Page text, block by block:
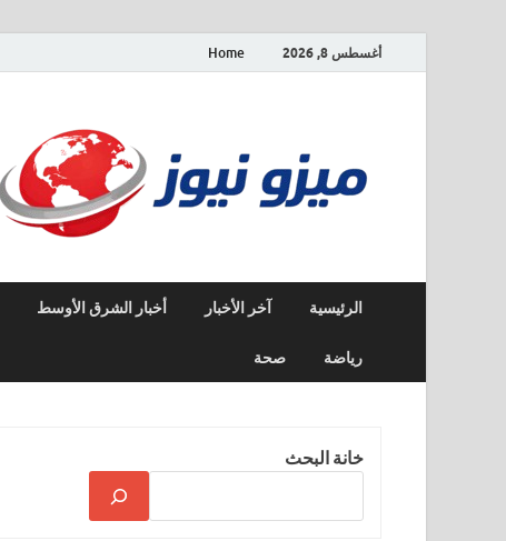
أغسطس 8, 2026 Home
الرئيسية آخر الأخبار أخبار الشرق الأوسط
رياضة صحة
خانة البحث